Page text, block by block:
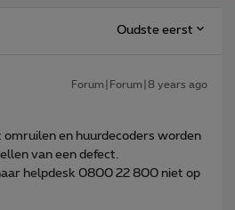
Oudste eerst
Forum|Forum|8 years ago
omruilen en huurdecoders worden
van een defect.
helpdesk 0800 22 800 niet op